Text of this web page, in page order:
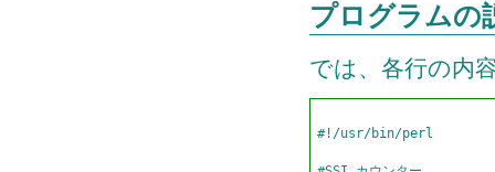
プログラムの
では、各行の内
#!/usr/bin/perl